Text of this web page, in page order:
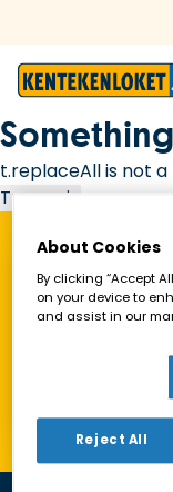
t.replaceAll is not
Try again
Vind een
Toon
About Cookies
By clicking “Accept
on your device to
and assist in our
Reject All